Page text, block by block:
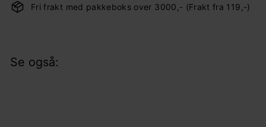
Fri frakt med pakkeboks over 3000,- (Frakt fra 119,-)
Se også: